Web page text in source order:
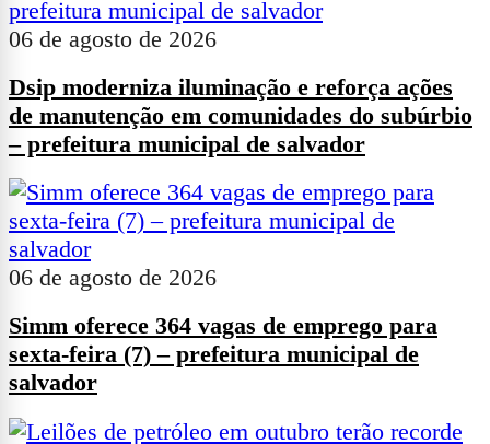
06 de agosto de 2026
Dsip moderniza iluminação e reforça ações
de manutenção em comunidades do subúrbio
– prefeitura municipal de salvador
06 de agosto de 2026
Simm oferece 364 vagas de emprego para
sexta-feira (7) – prefeitura municipal de
salvador